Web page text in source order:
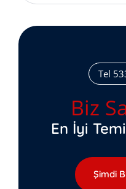
Tel
Biz
En İyi
Şimdi